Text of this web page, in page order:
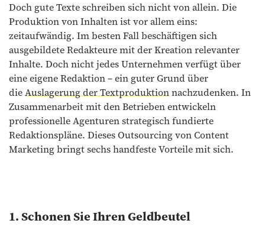
Doch gute Texte schreiben sich nicht von allein. Die
Produktion von Inhalten ist vor allem eins:
zeitaufwändig. Im besten Fall beschäftigen sich
ausgebildete Redakteure mit der Kreation relevanter
Inhalte. Doch nicht jedes Unternehmen verfügt über
eine eigene Redaktion – ein guter Grund über
dieAuslagerung der Textproduktionnachzudenken. In
Zusammenarbeit mit den Betrieben entwickeln
professionelle Agenturen strategisch fundierte
Redaktionspläne. Dieses Outsourcing von Content
Marketing bringt sechs handfeste Vorteile mit sich.
1. Schonen Sie Ihren Geldbeutel